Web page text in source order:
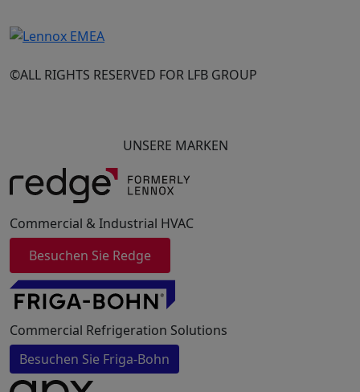
©ALL RIGHTS RESERVED FOR LFB GROUP
UNSERE MARKEN
Commercial & Industrial HVAC
Besuchen Sie Redge
Commercial Refrigeration Solutions
Besuchen Sie Friga-Bohn